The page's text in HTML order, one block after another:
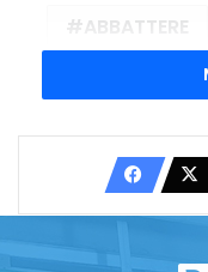
ABBATTERE
GIOVANI
PROTESTA